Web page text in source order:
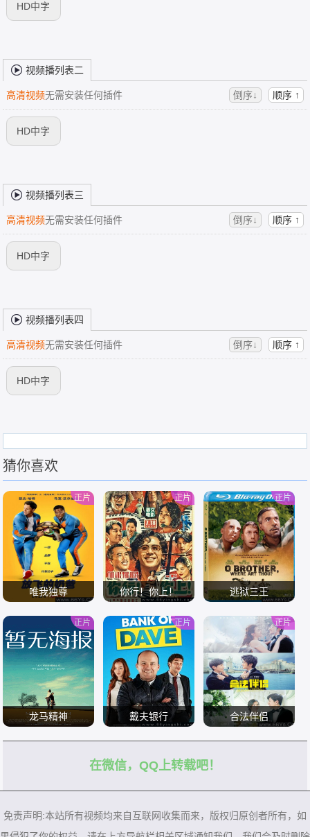
HD中字
视频播列表二
高清视频无需安装任何插件 倒序↓ 顺序 ↑
HD中字
视频播列表三
高清视频无需安装任何插件 倒序↓ 顺序 ↑
HD中字
视频播列表四
高清视频无需安装任何插件 倒序↓ 顺序 ↑
HD中字
猜你喜欢
唯我独尊
/
正片
你行！你上！
正片
逃狱三王
/
正片
龙马精神
正片
戴夫银行
正片
合法伴侣
正片
在微信，QQ上转载吧！
免责声明:本站所有视频均来自互联网收集而来，版权归原创者所有，如